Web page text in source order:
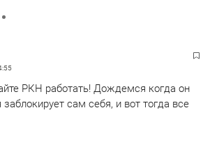
РКН работать! Дождемся когда он
сам себя, и вот тогда все